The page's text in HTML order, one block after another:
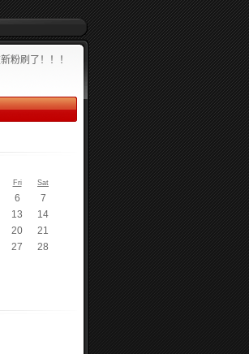
Fri Sat
6
7
13
14
20
21
27
28